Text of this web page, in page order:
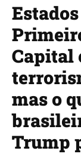
Capital
mas o
Trump